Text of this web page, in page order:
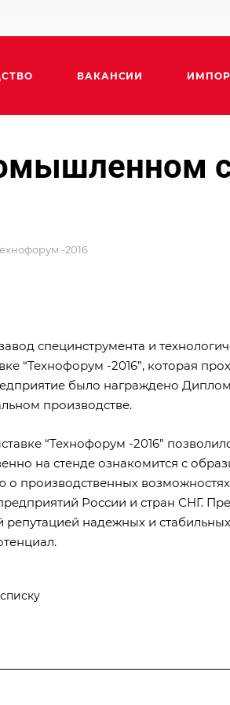
ВАКАНСИИ
-2016
специнструмента и
“Технофорум -2016”, которая
было награждено
производстве.
“Технофорум -2016”
на стенде ознакомится с
производственных
России и стран СНГ.
репутацией надежных и